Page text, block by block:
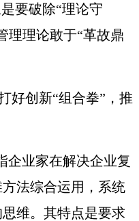
要破除“理论守
理理论敢于“革故鼎
好创新“组合拳”，推
企业家在解决企业复
法综合运用，系统
维。其特点是要求